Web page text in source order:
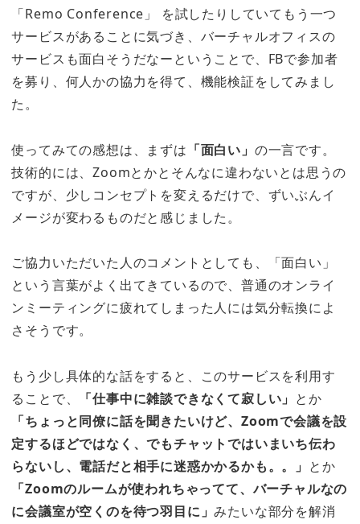
「Remo Conference」 を試したりしていてもう一つ
サービスがあることに気づき、バーチャルオフィスの
サービスも面白そうだなーということで、FBで参加者
を募り、何人かの協力を得て、機能検証をしてみまし
た。
使ってみての感想は、まずは 「面白い」 の一言です。
技術的には、Zoomとかとそんなに違わないとは思うの
ですが、少しコンセプトを変えるだけで、ずいぶんイ
メージが変わるものだと感じました。
ご協力いただいた人のコメントとしても、「面白い」
という言葉がよく出てきているので、普通のオンライ
ンミーティングに疲れてしまった人には気分転換によ
さそうです。
もう少し具体的な話をすると、このサービスを利用す
ることで、
「仕事中に雑談できなくて寂しい」 とか
「ちょっと同僚に話を聞きたいけど、Zoomで会議を設
定するほどではなく、でもチャットではいまいち伝わ
らないし、電話だと相手に迷惑かかるかも。。」 とか
「Zoomのルームが使われちゃってて、バーチャルなの
に会議室が空くのを待つ羽目に」みたいな部分を解消